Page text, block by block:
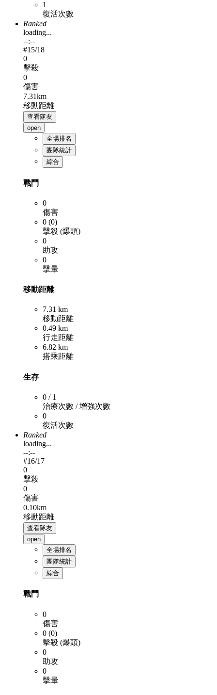
1
復活次數
Ranked
loading...
--:--
#15/18
0
擊殺
0
傷害
7.31km
移動距離
查看隊友
open
全場排名
團隊統計
綜合
戰鬥
0
傷害
0 (0)
擊殺 (爆頭)
0
助攻
0
擊暈
移動距離
7.31 km
移動距離
0.49 km
行走距離
6.82 km
搭乘距離
生存
0 / 1
治療次數 / 增強次數
0
復活次數
Ranked
loading...
--:--
#16/17
0
擊殺
0
傷害
0.10km
移動距離
查看隊友
open
全場排名
團隊統計
綜合
戰鬥
0
傷害
0 (0)
擊殺 (爆頭)
0
助攻
0
擊暈